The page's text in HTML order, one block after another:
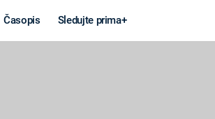
Časopis Sledujte prima+